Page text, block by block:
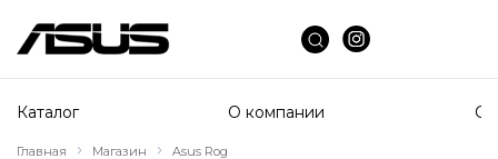
Каталог О компании
Главная Магазин Asus Rog